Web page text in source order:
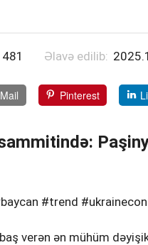
481 Əlavə edilib:
Pinterest
#trend
verən ən mühüm